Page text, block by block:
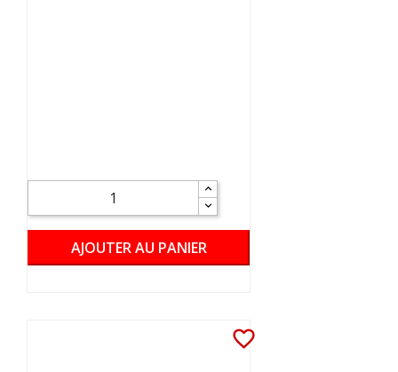
AJOUTER AU PANIER
favorite_border